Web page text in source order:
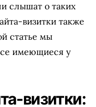
слышат о таких
визитки также
статье мы
имеющиеся у
визитки: